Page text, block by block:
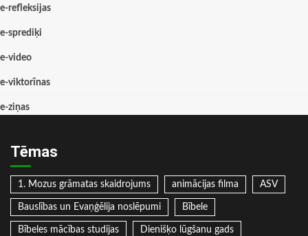
e-refleksijas
e-sprediķi
e-video
e-viktorīnas
e-ziņas
Tēmas
1. Mozus grāmatas skaidrojums animācijas filma ASV
Bauslības un Evaņģēlija noslēpumi Bībele
Bībeles mācības studijas Dienišķo lūgšanu gads